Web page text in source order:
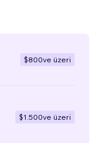
$800ve üzeri
$1.500ve üzeri